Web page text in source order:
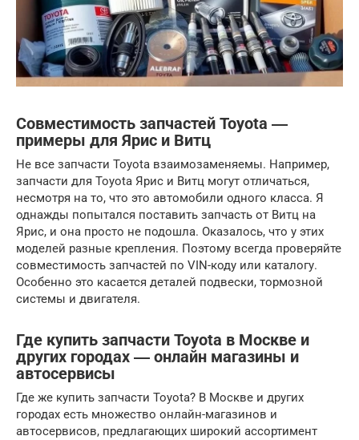
Совместимость запчастей Toyota ―
примеры для Ярис и Витц
Не все запчасти Toyota взаимозаменяемы. Например,
запчасти для Toyota Ярис и Витц могут отличаться,
несмотря на то, что это автомобили одного класса. Я
однажды попытался поставить запчасть от Витц на
Ярис, и она просто не подошла. Оказалось, что у этих
моделей разные крепления. Поэтому всегда проверяйте
совместимость запчастей по VIN-коду или каталогу.
Особенно это касается деталей подвески, тормозной
системы и двигателя.
Где купить запчасти Toyota в Москве и
других городах ― онлайн магазины и
автосервисы
Где же купить запчасти Toyota? В Москве и других
городах есть множество онлайн-магазинов и
автосервисов, предлагающих широкий ассортимент